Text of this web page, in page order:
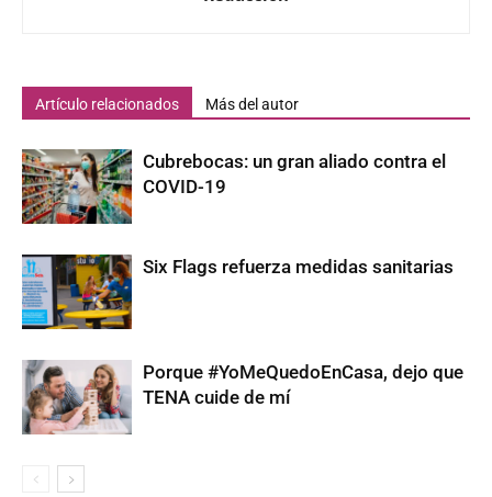
Artículo relacionados Más del autor
Cubrebocas: un gran aliado contra el
COVID-19
Six Flags refuerza medidas sanitarias
Porque #YoMeQuedoEnCasa, dejo que
TENA cuide de mí